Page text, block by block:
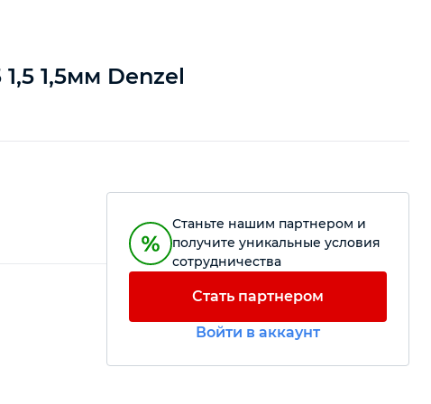
1,5мм Denzel
Станьте нашим партнером и
получите уникальные условия
сотрудничества
Стать партнером
Войти в аккаунт